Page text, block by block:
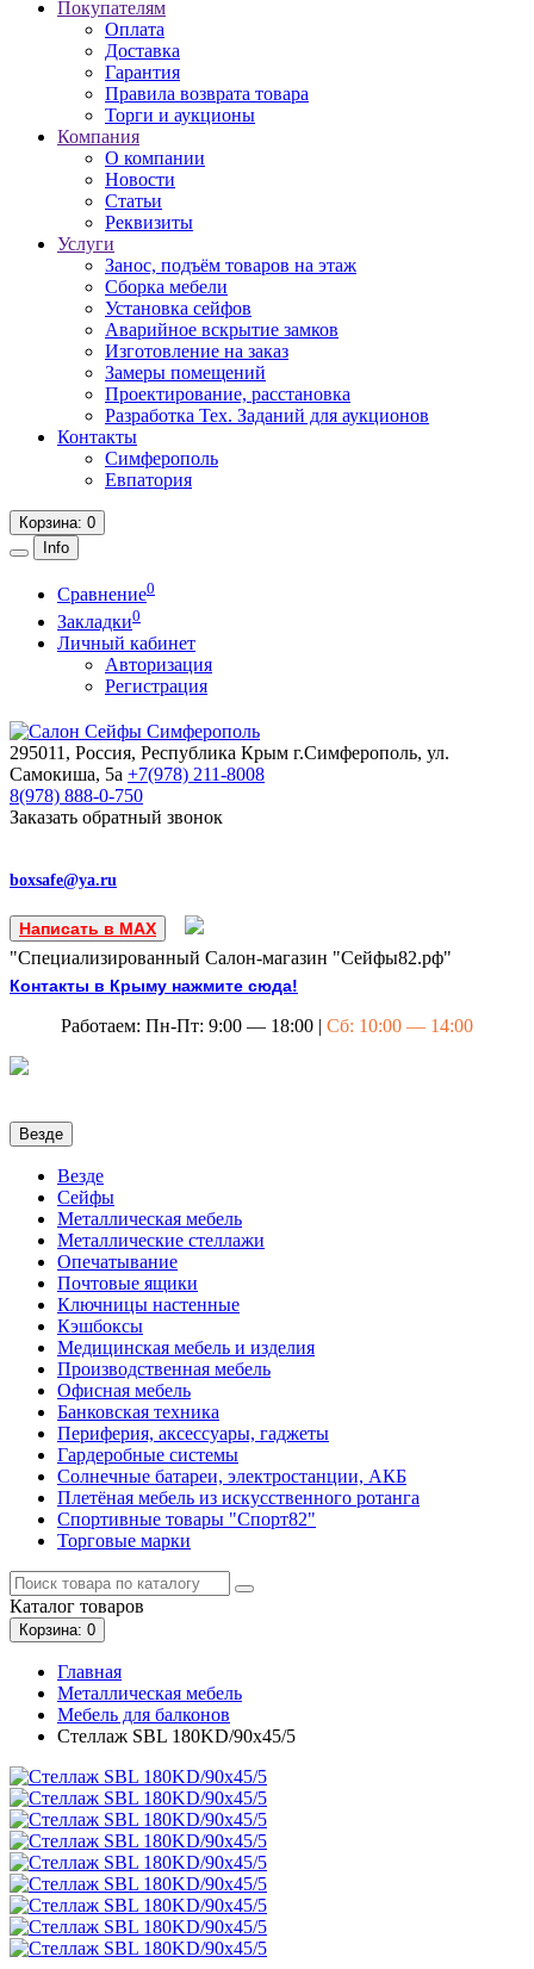
Покупателям
Оплата
Доставка
Гарантия
Правила возврата товара
Торги и аукционы
Компания
О компании
Новости
Статьи
Реквизиты
Услуги
Занос, подъём товаров на этаж
Сборка мебели
Установка сейфов
Аварийное вскрытие замков
Изготовление на заказ
Замеры помещений
Проектирование, расстановка
Разработка Тех. Заданий для аукционов
Контакты
Симферополь
Евпатория
Корзина: 0
Info
Сравнение0
Закладки0
Личный кабинет
Авторизация
Регистрация
295011, Россия, Республика Крым г.Симферополь, ул.
Самокиша, 5а +7(978) 211-8008
8(978) 888-0-750
Заказать обратный звонок
boxsafe@ya.ru
Написать в MAX
"Специализированный Салон-магазин "Сейфы82.рф"
Контакты в Крыму нажмите сюда!
Работаем: Пн-Пт: 9:00 — 18:00 | Сб: 10:00 — 14:00
Везде
Везде
Сейфы
Металлическая мебель
Металлические стеллажи
Опечатывание
Почтовые ящики
Ключницы настенные
Кэшбоксы
Медицинская мебель и изделия
Производственная мебель
Офисная мебель
Банковская техника
Периферия, аксессуары, гаджеты
Гардеробные системы
Солнечные батареи, электростанции, АКБ
Плетёная мебель из искусственного ротанга
Спортивные товары "Спорт82"
Торговые марки
Каталог товаров
Корзина: 0
Главная
Металлическая мебель
Мебель для балконов
Стеллаж SBL 180KD/90x45/5